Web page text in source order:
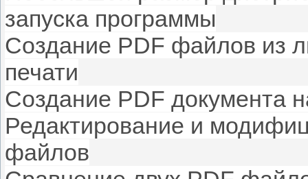
запуска программы
Создание PDF файлов из
печати
Создание PDF документа
Редактирование и
файлов